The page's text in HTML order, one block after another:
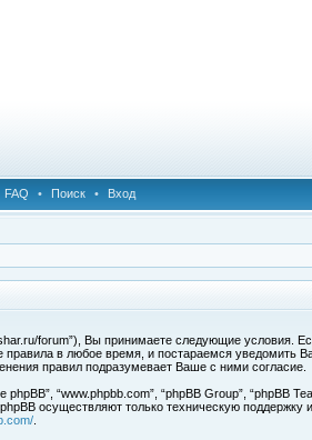
FAQ • Поиск • Вход
forum”), Вы принимаете следующие условия.
в любое время, и постараемся
правил подразумевает Ваше с ними согласие.
“www.phpbb.com”, “phpBB Group”, “phpBB
phpBB осуществляют только техническую